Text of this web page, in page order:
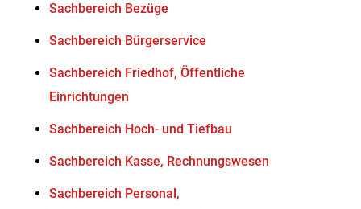
Sachbereich Bezüge
Sachbereich Bürgerservice
Sachbereich Friedhof, Öffentliche
Einrichtungen
Sachbereich Hoch- und Tiefbau
Sachbereich Kasse, Rechnungswesen
Sachbereich Personal,